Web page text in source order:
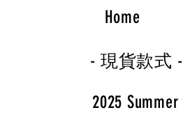
Home
- 現貨款式 -
2025 Summer